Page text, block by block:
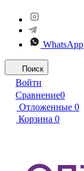
WhatsApp
Поиск
Войти
Сравнение0
Отложенные 0
Корзина 0